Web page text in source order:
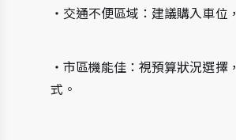
・交通不便區域：建議購入車位
・市區機能佳：視預算狀況選擇
式。